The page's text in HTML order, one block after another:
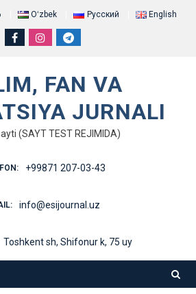
Oʻzbek Русский English
FAN VA
JURNALI
(SAYT TEST REJIMIDA)
+99871 207-03-43
info@esijournal.uz
Toshkent sh, Shifonur k, 75 uy